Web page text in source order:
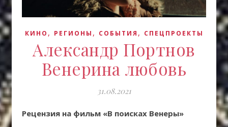
КИНО , РЕГИОНЫ , СОБЫТИЯ , СПЕЦПРОЕКТЫ
Александр Портнов
Венерина любовь
31.08.2021
Рецензия на фильм «В поисках Венеры»